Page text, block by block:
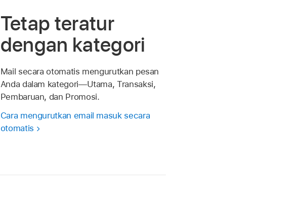
Tetap teratur
dengan kategori
Mail secara otomatis mengurutkan pesan
Anda dalam kategori—Utama, Transaksi,
Pembaruan, dan Promosi.
Cara mengurutkan email masuk secara
otomatis